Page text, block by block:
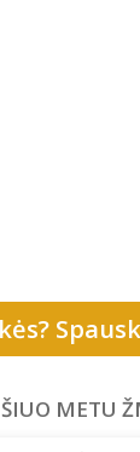
ŠIUO METU